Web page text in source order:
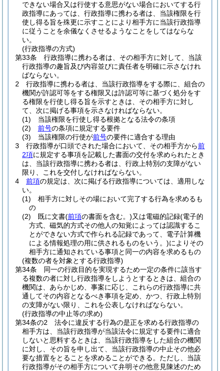
できない場合又は行使する意思がない場合においてする行
政指導にあっては、行政指導に携わる者は、当該権限を行
使し得る旨を殊更に示すことにより相手方に当該行政指導
に従うことを余儀なくさせるようなことをしてはならな
い。
(行政指導の方式)
第33条
行政指導に携わる者は、その相手方に対して、当該
行政指導の趣旨及び内容並びに責任者を明確に示さなけれ
ばならない。
2
行政指導に携わる者は、当該行政指導をする際に、組合の
機関が許認可等をする権限又は許認可等に基づく処分をす
る権限を行使し得る旨を示すときは、その相手方に対し
て、次に掲げる事項を示さなければならない。
(1)
当該権限を行使し得る根拠となる法令の条項
(2)
前号の条項に規定する要件
(3)
当該権限の行使が前号の要件に適合する理由
3
行政指導が口頭でされた場合において、その相手方から前
2項に規定する事項を記載した書面の交付を求められたとき
は、当該行政指導に携わる者は、行政上特別の支障がない
限り、これを交付しなければならない。
4
前項の規定は、次に掲げる行政指導については、適用しな
い。
(1)
相手方に対しその場において完了する行為を求めるも
の
(2)
既に文書(前項の書面を含む。)又は電磁的記録(電子的
方式、磁気的方式その他人の知覚によっては認識するこ
とができない方式で作られる記録であって、電子計算機
による情報処理の用に供されるものをいう。)によりその
相手方に通知されている事項と同一の内容を求めるもの
(複数の者を対象とする行政指導)
第34条
同一の行政目的を実現するため一定の条件に該当す
る複数の者に対し行政指導をしようとするときは、組合の
機関は、あらかじめ、事案に応じ、これらの行政指導に共
通してその内容となるべき事項を定め、かつ、行政上特別
の支障がない限り、これを公表しなければならない。
(行政指導の中止等の求め)
第34条の2
法令に違反する行為の是正を求める行政指導の
相手方は、当該行政指導が当該法令に規定する要件に適合
しないと思料するときは、当該行政指導をした組合の機関
に対し、その旨を申し出て、当該行政指導の中止その他必
要な措置をとることを求めることができる。 ただし、当該
行政指導がその相手方について弁明その他意見陳述のため